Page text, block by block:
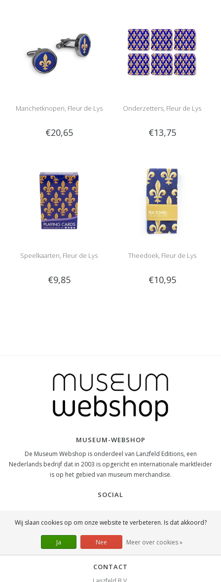
Manchetknopen, Fleur de Lys
€20,65
Onderzetters, Fleur de Lys
€13,75
Speelkaarten, Fleur de Lys
€9,85
Theedoek, Fleur de Lys
€10,95
MUSEUM-WEBSHOP
De Museum Webshop is onderdeel van Lanzfeld Editions, een
Nederlands bedrijf dat in 2003 is opgericht en internationale marktleider
is op het gebied van museum merchandise.
SOCIAL
CONTACT
Wij slaan cookies op om onze website te verbeteren. Is dat akkoord?
Ja Nee Meer over cookies »